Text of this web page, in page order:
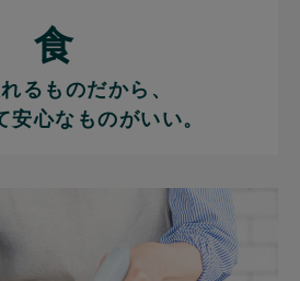
食
るものだから、
安心なものがいい。